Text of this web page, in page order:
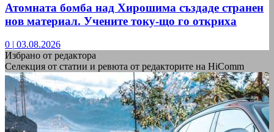
Атомната бомба над Хирошима създаде странен
нов материал. Учените току-що го откриха
0 | 03.08.2026
Избрано от редактора
Селекция от статии и ревюта от редакторите на HiComm